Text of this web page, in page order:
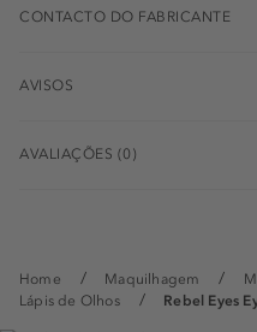
Home Maquilhagem
Lápis de Olhos
Rebel Eyes
CONTACTO DO FABRICANTE
AVISOS
AVALIAÇÕES (0)